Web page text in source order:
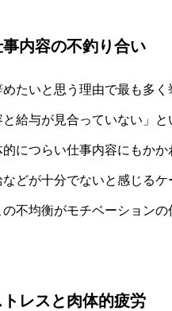
内容の不釣り合い
たいと思う理由で最も多
と給与が見合っていない」
につらい仕事内容にもかか
どが十分でないと感じるケ
の不均衡がモチベーションの
レスと肉体的疲労